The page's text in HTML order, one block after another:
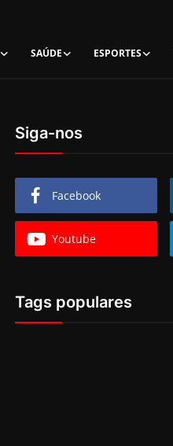
SAÚDE ESPORTES
Siga-nos
Facebook
Youtube
Tags populares